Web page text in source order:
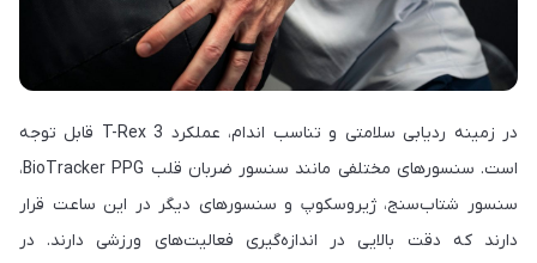
در زمینه ردیابی سلامتی و تناسب اندام، عملکرد T-Rex 3 قابل توجه
است. سنسورهای مختلفی مانند سنسور ضربان قلب BioTracker PPG،
سنسور شتاب‌سنج، ژیروسکوپ و سنسورهای دیگر در این ساعت قرار
دارند که دقت بالایی در اندازه‌گیری فعالیت‌های ورزشی دارند. در